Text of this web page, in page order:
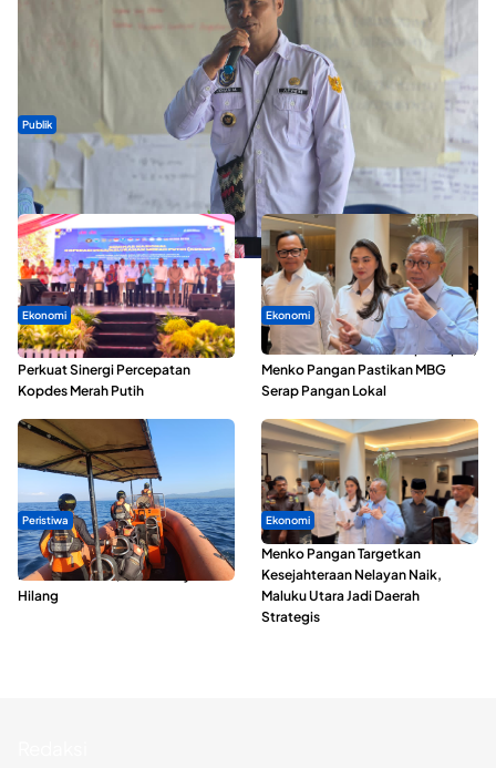
Publik
ABDESI Morotai Apresiasi Penyaluran ADD Rp3,13 Miliar untuk
88 Desa
Ekonomi
Seminar di Ternate, Mendes
Perkuat Sinergi Percepatan
Kopdes Merah Putih
Ekonomi
SPPG di Maluku Utara Dipercepat,
Menko Pangan Pastikan MBG
Serap Pangan Lokal
Peristiwa
Dua Longboat Bertabrakan di
Perairan Taliabu, Satu Nelayan
Hilang
Ekonomi
Menko Pangan Targetkan
Kesejahteraan Nelayan Naik,
Maluku Utara Jadi Daerah
Strategis